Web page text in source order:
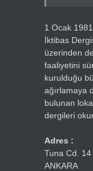
1 Ocak
İktibas
üzerinden
faaliyetini
kurulduğu
ağırlamaya
bulunan
dergileri
Adres :
Tuna Cd. 14
ANKARA